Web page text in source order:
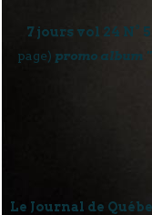
7 jours vol 24 N° 5
page) promo album
Le Journal de